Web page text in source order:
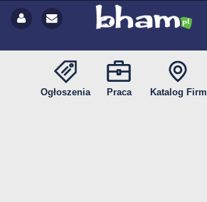
Ogłoszenia Praca Katalog Firm